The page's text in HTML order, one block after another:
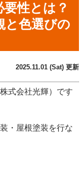
要性とは？
と色選びの
2025.11.01 (Sat) 更新
式会社光輝）です
・屋根塗装を行な